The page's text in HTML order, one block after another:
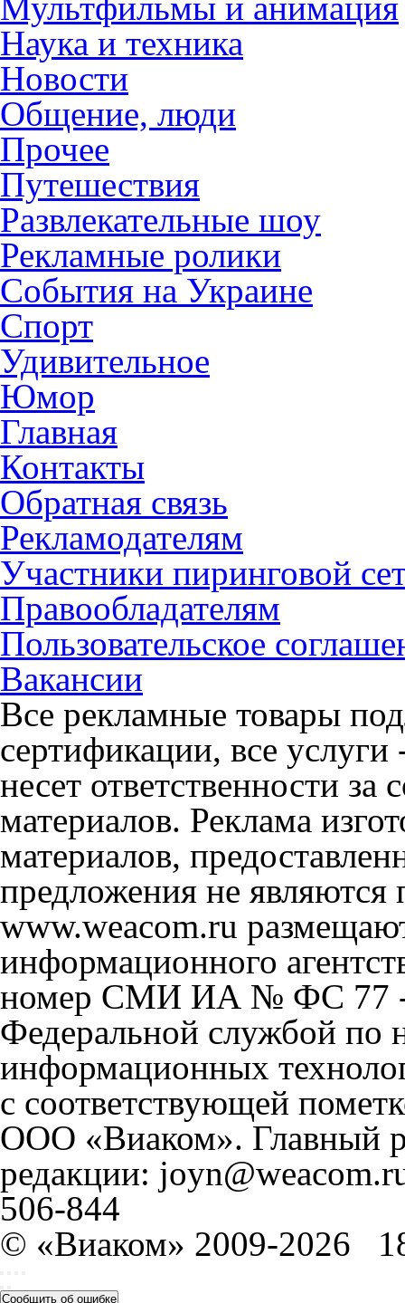
Наука и техника
Новости
Общение, люди
Прочее
Путешествия
Развлекательные шоу
Рекламные ролики
События на Украине
Спорт
Удивительное
Юмор
Главная
Контакты
Обратная связь
Рекламодателям
Участники пиринговой
Правообладателям
Пользовательское
Вакансии
Все рекламные товары
сертификации, все
несет ответственности
материалов. Реклама
материалов,
предложения не
www.weacom.ru
информационного
номер СМИ ИА № ФС 77 -
Федеральной службой по
информационных
с соответствующей
ООО «Виаком». Главный
редакции:
506-844
© «Виаком» 2009-2026
Сообщить об ошибке